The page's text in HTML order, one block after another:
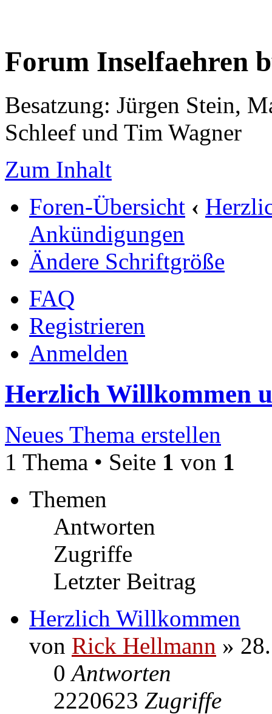
Forum Inselfaehren
Besatzung: Jürgen Stein,
Schleef und Tim Wagner
Zum Inhalt
Foren-Übersicht ‹
Ankündigungen
Ändere Schriftgröße
FAQ
Registrieren
Anmelden
Herzlich Willkommen
Neues Thema erstellen
1 Thema • Seite 1 von 1
Themen
Antworten
Zugriffe
Letzter Beitrag
Herzlich Willkommen
von Rick Hellmann »
0Antworten
2220623 Zugriffe